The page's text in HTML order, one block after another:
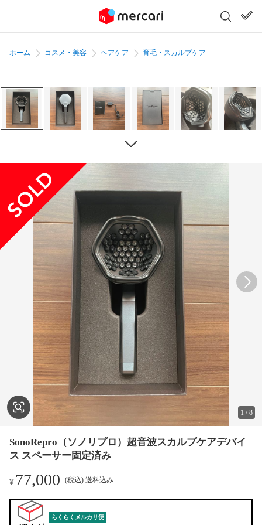
ホーム コスメ・美容 ヘアケア 育毛・スカルプケア
1 /8
SonoRepro（ソノリプロ）超音波スカルプケアデバイ
ス スペーサー固定済み
¥77,000 (税込) 送料込み
らくらくメルカリ便